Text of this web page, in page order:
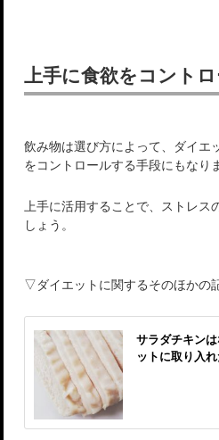
上手に食欲をコント
飲み物は選び方によって、ダイエ
をコントロールする手段にもなり
上手に活用することで、ストレス
しょう。
▽ダイエットに関するそのほかの
サラダチキン
ットに取り入